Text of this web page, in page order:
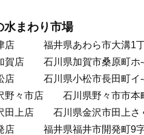
水まわり市場
店 福井県あわら市大溝1
賀店 石川県加賀市桑原町ホ-
店 石川県小松市長田町イ-
野々市店 石川県野々市市本
田上店 石川県金沢市田上さ
店 福井県福井市開発町9